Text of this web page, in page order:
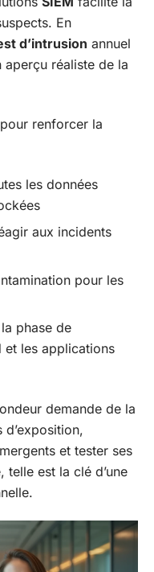
En
d’intrusion annuel
réaliste de la
renforcer la
les données
aux incidents
pour les
phase de
et les applications
demande de la
et tester ses
est la clé d’une